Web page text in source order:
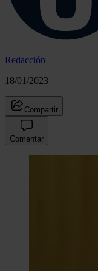
Redacción
18/01/2023
Compartir
Comentar